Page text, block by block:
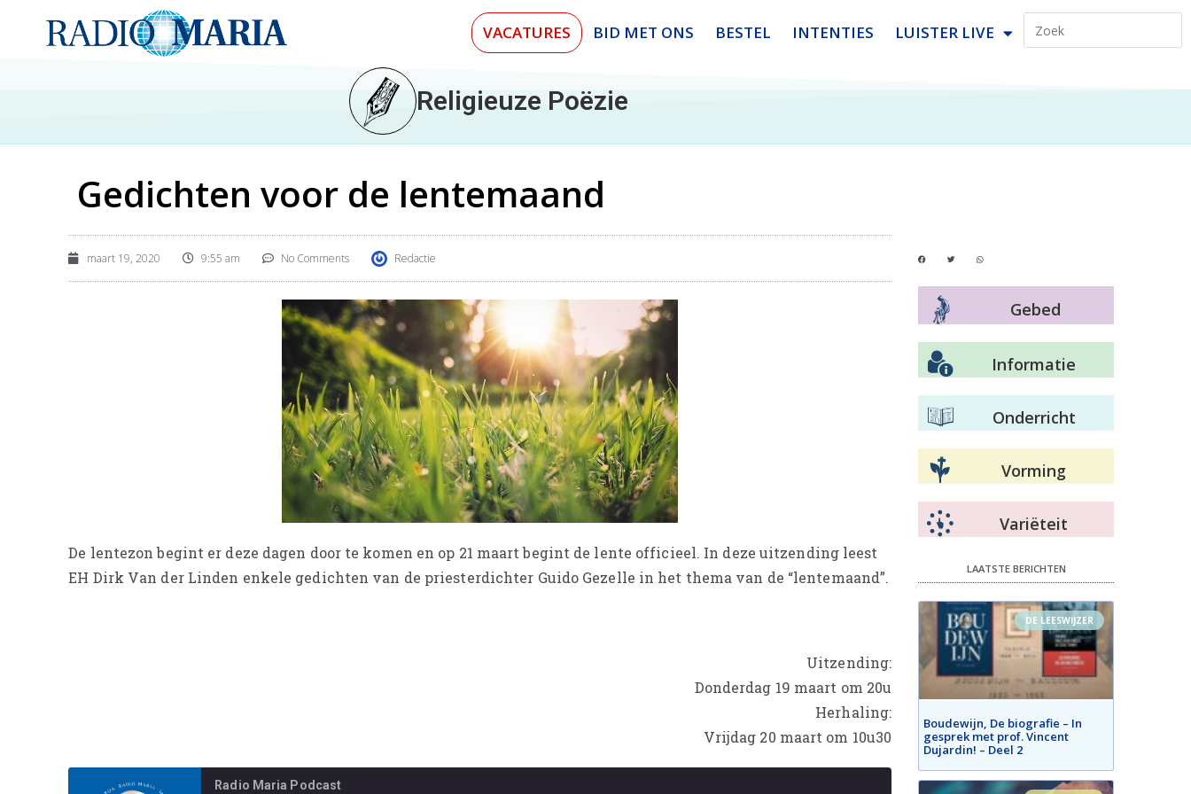
VACATURES BID MET ONS BESTEL INTENTIES LUISTER LIVE
Religieuze Poëzie
Gedichten voor de lentemaand
maart 19, 2020 9:55 am No Comments Redactie
De lentezon begint er deze dagen door te komen en op 21 maart begint de lente officieel. In deze uitzending leest
EH Dirk Van der Linden enkele gedichten van de priesterdichter Guido Gezelle in het thema van de “lentemaand”.
Uitzending:
Donderdag 19 maart om 20u
Herhaling:
Vrijdag 20 maart om 10u30
Radio Maria Podcast
Gebed
Informatie
Onderricht
Vorming
Variëteit
LAATSTE BERICHTEN
DE LEESWIJZER
Boudewijn, De biografie – In
gesprek met prof. Vincent
Dujardin! – Deel 2